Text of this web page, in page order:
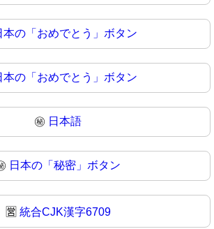
本の「おめでとう」ボタン
本の「おめでとう」ボタン
㊙️ 日本語
日本の「秘密」ボタン
🈺 統合CJK漢字6709